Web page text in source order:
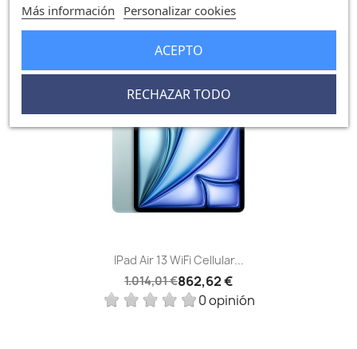
IPad Air 13 WiFi Cellular...
1.014,01 €862,62 €
0 opinión
Más información Personalizar cookies
RECHAZAR TODO
ACEPTO